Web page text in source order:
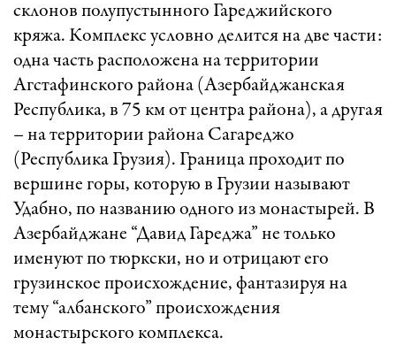
склонов полупустынного Гареджийского
кряжа. Комплекс условно делится на две части:
одна часть расположена на территории
Агстафинского района (Азербайджанская
Республика, в 75 км от центра района), а другая
– на территории района Сагареджо
(Республика Грузия). Граница проходит по
вершине горы, которую в Грузии называют
Удабно, по названию одного из монастырей. В
Азербайджане “Давид Гареджа” не только
именуют по тюркски, но и отрицают его
грузинское происхождение, фантазируя на
тему “албанского” происхождения
монастырского комплекса.